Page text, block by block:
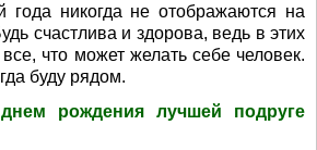
года никогда не отображаются на
счастлива и здорова, ведь в этих
что может желать себе человек.
буду рядом.
рождения лучшей подруге